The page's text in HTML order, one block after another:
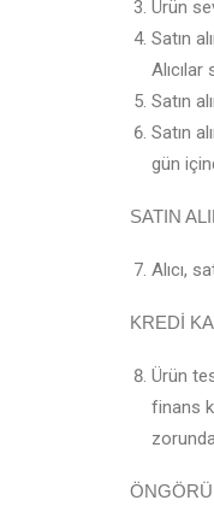
Ürün
Satın
Satın
Satın
gün
SATIN
Alıcı,
KREDİ
Ürün
finans